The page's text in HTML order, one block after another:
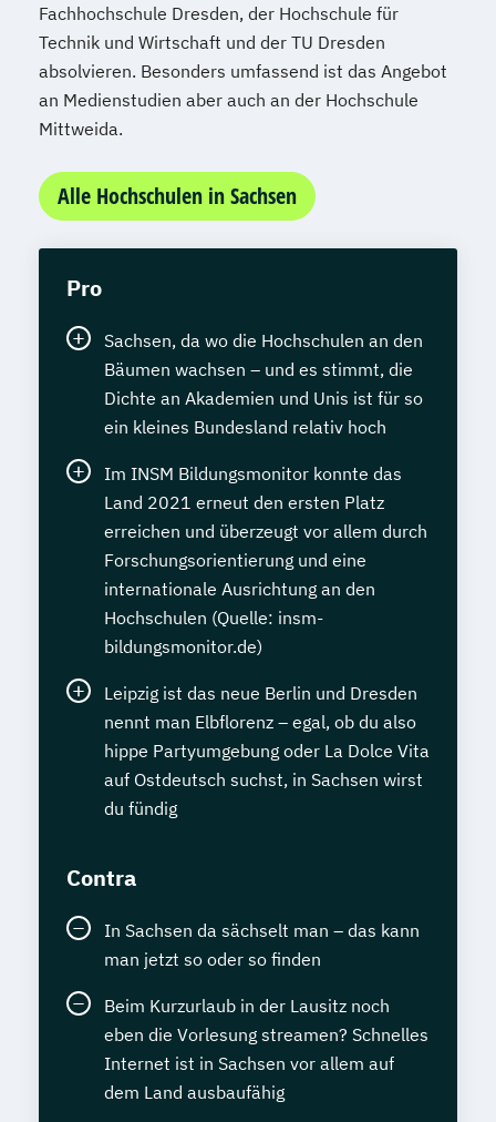
Fachhochschule Dresden, der Hochschule für
Technik und Wirtschaft und der TU Dresden
absolvieren. Besonders umfassend ist das Angebot
an Medienstudien aber auch an der Hochschule
Mittweida.
Alle Hochschulen in Sachsen
Pro
Sachsen, da wo die Hochschulen an den
Bäumen wachsen – und es stimmt, die
Dichte an Akademien und Unis ist für so
ein kleines Bundesland relativ hoch
Im INSM Bildungsmonitor konnte das
Land 2021 erneut den ersten Platz
erreichen und überzeugt vor allem durch
Forschungsorientierung und eine
internationale Ausrichtung an den
Hochschulen (Quelle: insm-
bildungsmonitor.de)
Leipzig ist das neue Berlin und Dresden
nennt man Elbflorenz – egal, ob du also
hippe Partyumgebung oder La Dolce Vita
auf Ostdeutsch suchst, in Sachsen wirst
du fündig
Contra
In Sachsen da sächselt man – das kann
man jetzt so oder so finden
Beim Kurzurlaub in der Lausitz noch
eben die Vorlesung streamen? Schnelles
Internet ist in Sachsen vor allem auf
dem Land ausbaufähig